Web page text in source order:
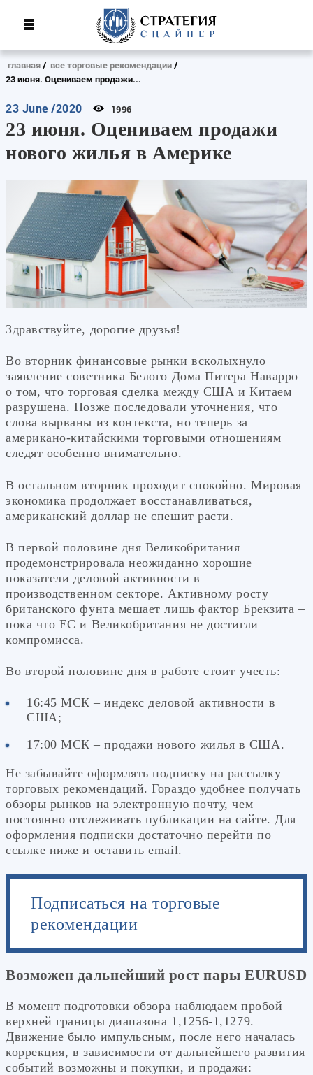
главная
все торговые рекомендации
23 июня. Оцениваем продажи...
23 June /2020 1996
23 июня. Оцениваем продажи
нового жилья в Америке
Здравствуйте, дорогие друзья!
Во вторник финансовые рынки всколыхнуло
заявление советника Белого Дома Питера Наварро
о том, что торговая сделка между США и Китаем
разрушена. Позже последовали уточнения, что
слова вырваны из контекста, но теперь за
американо-китайскими торговыми отношениям
следят особенно внимательно.
В остальном вторник проходит спокойно. Мировая
экономика продолжает восстанавливаться,
американский доллар не спешит расти.
В первой половине дня Великобритания
продемонстрировала неожиданно хорошие
показатели деловой активности в
производственном секторе. Активному росту
британского фунта мешает лишь фактор Брекзита –
пока что ЕС и Великобритания не достигли
компромисса.
Во второй половине дня в работе стоит учесть:
16:45 МСК – индекс деловой активности в
США;
17:00 МСК – продажи нового жилья в США.
Не забывайте оформлять подписку на рассылку
торговых рекомендаций. Гораздо удобнее получать
обзоры рынков на электронную почту, чем
постоянно отслеживать публикации на сайте. Для
оформления подписки достаточно перейти по
ссылке ниже и оставить email.
Подписаться на торговые
рекомендации
Возможен дальнейший рост пары EURUSD
В момент подготовки обзора наблюдаем пробой
верхней границы диапазона 1,1256-1,1279.
Движение было импульсным, после него началась
коррекция, в зависимости от дальнейшего развития
событий возможны и покупки, и продажи: